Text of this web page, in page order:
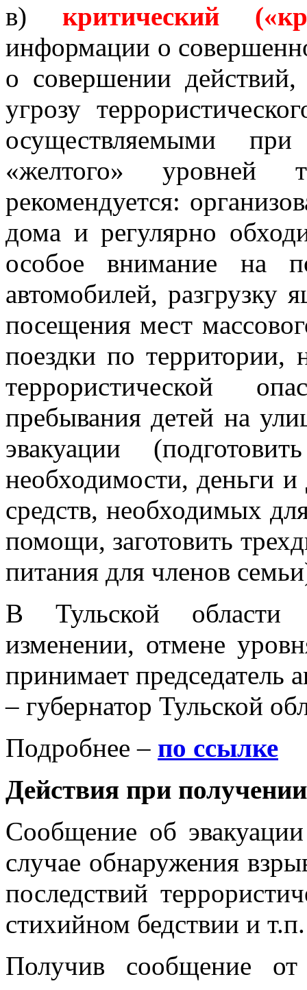
в)критический
информации о
о совершении
угрозу
осуществляемыми
«желтого» уровней
рекомендуется:
дома и регулярно
особое внимание на
автомобилей, разгрузку
посещения мест
поездки по территории,
террористической
пребывания детей на
эвакуации
необходимости, деньги
средств, необходимых
помощи, заготовить
питания для членов
В Тульской области
изменении, отмене
принимает председатель
– губернатор Тульской
Подробнее – по ссылке
Действия при
Сообщение об
случае обнаружения
последствий
стихийном бедствии и т.п.
Получив сообщение от